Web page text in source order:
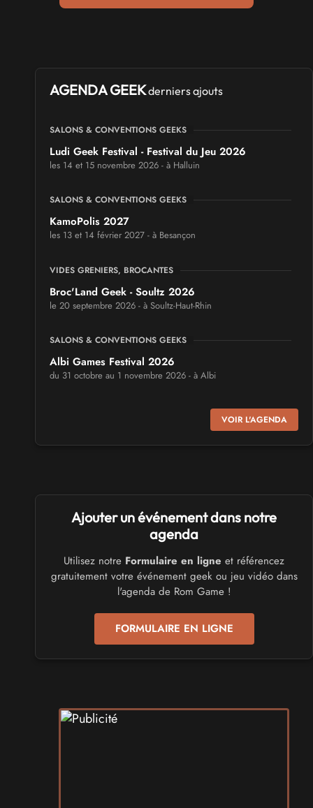
AGENDA GEEKderniers ajouts
SALONS & CONVENTIONS GEEKS
Ludi Geek Festival - Festival du Jeu 2026
les 14 et 15 novembre 2026 - à Halluin
SALONS & CONVENTIONS GEEKS
KamoPolis 2027
les 13 et 14 février 2027 - à Besançon
VIDES GRENIERS, BROCANTES
Broc'Land Geek - Soultz 2026
le 20 septembre 2026 - à Soultz-Haut-Rhin
SALONS & CONVENTIONS GEEKS
Albi Games Festival 2026
du 31 octobre au 1 novembre 2026 - à Albi
Virtual Calais - salon du jeu vidéo et des loisirs
numériques 2026
SALONS & CONVENTIONS GEEKS
Trolls et Légendes 2027
du 26 au 28 mars 2027 - à Mons
CULTURE JAPONAISE ET OTAKU
Mang'Azur 2027
les 24 et 25 avril 2027 - à Toulon
SALONS & CONVENTIONS GEEKS
Play Azur Festival 2027
SALONS & CONVENTIONS GEEKS
Art To Play 2026
VOIR L'AGENDA
Ajouter un événement dans notre
agenda
Utilisez notre Formulaire en ligne et référencez
gratuitement votre événement geek ou jeu vidéo dans
l'agenda de Rom Game !
FORMULAIRE EN LIGNE